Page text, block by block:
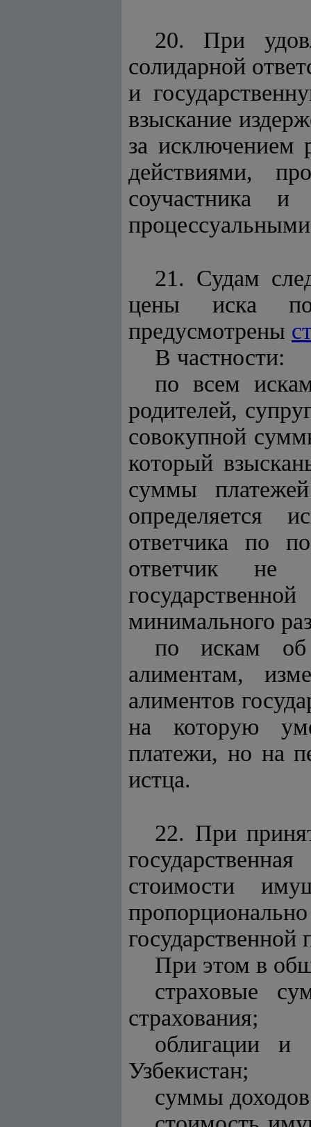
20. При
солидарной
и
взыскание
за исключением
действиями,
соучастника
21. Судам
цены иска по
предусмотрены
В частности:
по всем
родителей,
совокупной
который
суммы
определяется
ответчика по
ответчик не
минимального
по искам об
алиментам,
алиментов
на которую
платежи, но на
истца.
22. При
стоимости
При этом в
страховые
страхования;
облигации и
Узбекистан;
суммы